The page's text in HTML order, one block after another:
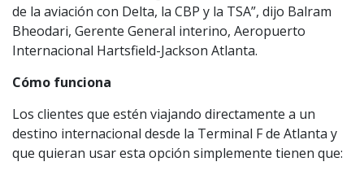
de la aviación con Delta, la CBP y la TSA”, dijo Balram
Bheodari, Gerente General interino, Aeropuerto
Internacional Hartsfield-Jackson Atlanta.
Cómo funciona
Los clientes que estén viajando directamente a un
destino internacional desde la Terminal F de Atlanta y
que quieran usar esta opción simplemente tienen que: